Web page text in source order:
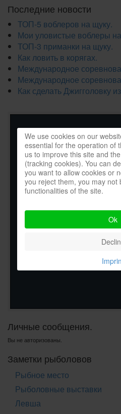
Последние новости
ТОП-5 воблеров на щуку.
Мои уловистые воблеры
ТОП-3 приманки на щуку.
Как ловить в корягах.
Международное
Международное
Как сделать Джигголовку
Личные сообщения.
Вы не авторизованы.
Заметки рыболовов
Рыбное место
Рыболовные выставки
Левша
We use cookies on our
essential for the operation of
us to improve this site and
(tracking cookies). You can
you want to allow cookies or
you reject them, you may not
functionalities of the site.
Ok